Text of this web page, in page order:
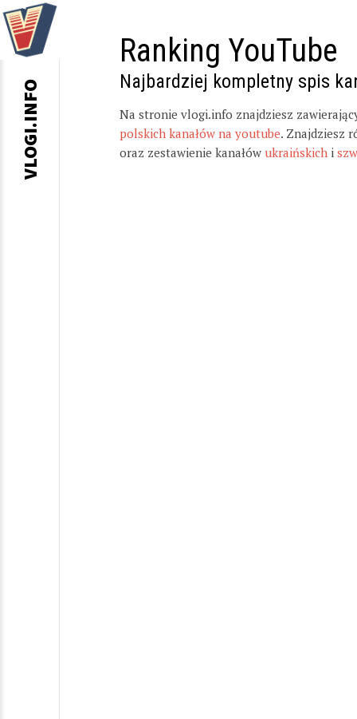
Ranking YouTube
Najbardziej kompletny spis
Na stronie vlogi.info znajdziesz
polskich kanałów na youtube. Znajdziesz
oraz zestawienie kanałów ukraińskich i
VLOGI.INFO